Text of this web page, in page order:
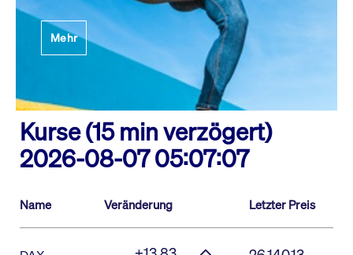
Mehr
Kurse (15 min verzögert)
2026-08-07 05:07:07
Name Veränderung Letzter Preis